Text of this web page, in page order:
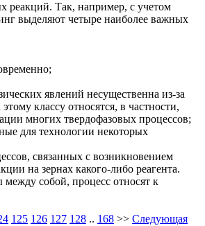
Так, например, с учетом
выделяют четыре наиболее важных
явлений несущественна из-за
классу относятся, в частности,
многих твердофазовых процессов;
для технологии некоторых
связанных с возникновением
на зернах какого-либо реагента.
собой, процесс относят к
125 126 127 128 .. 168 >> Следующая